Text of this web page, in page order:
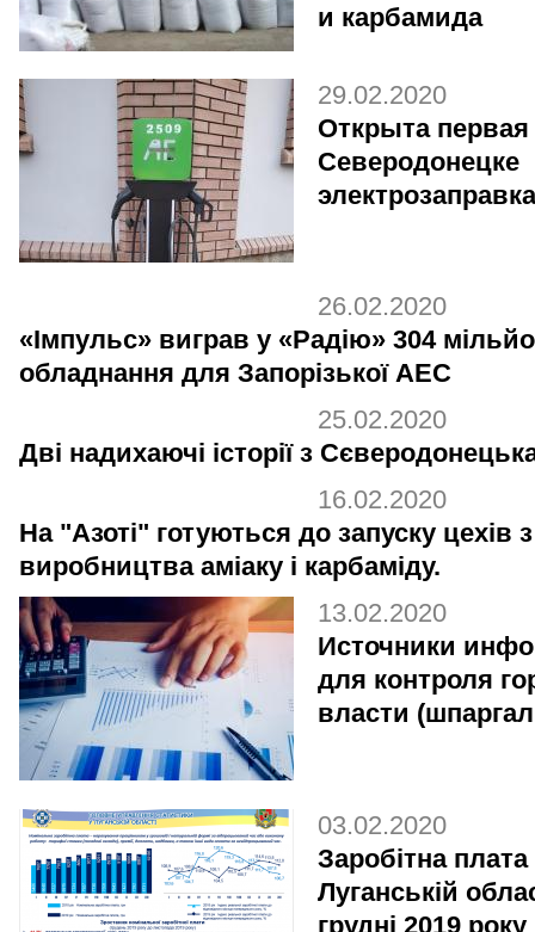
и карбамида
29.02.2020
Открыта первая
Северодонецке
электрозаправка
26.02.2020
«Імпульс» виграв у «Радію» 304
обладнання для Запорізької АЕС
25.02.2020
Дві надихаючі історії з
16.02.2020
На "Азоті" готуються до запуску цехів з
виробництва аміаку і карбаміду.
13.02.2020
Источники
для контроля
власти
03.02.2020
Заробітна плата
Луганській
грудні 2019 року